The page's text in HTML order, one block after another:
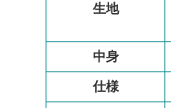
生地
中身
仕様